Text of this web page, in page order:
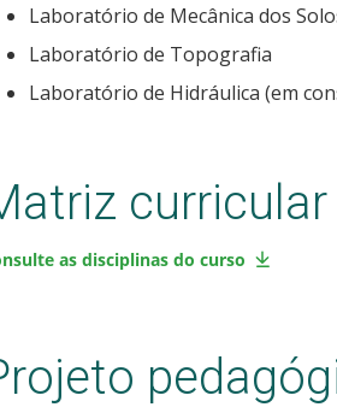
Laboratório de Mecânica dos
Laboratório de Topografia
Laboratório de Hidráulica (em
curricular
as disciplinas do curso